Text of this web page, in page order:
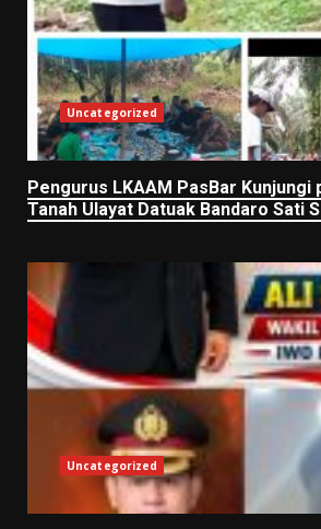
Uncategorized
Pengurus LKAAM PasBar Kunjungi
Tanah Ulayat Datuak Bandaro Sati
Uncategorized